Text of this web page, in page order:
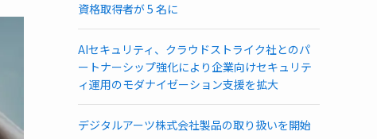
資格取得者が 5 名に
AIセキュリティ、クラウドストライク社とのパ
ートナーシップ強化により企業向けセキュリテ
ィ運用のモダナイゼーション支援を拡大
デジタルアーツ株式会社製品の取り扱いを開始